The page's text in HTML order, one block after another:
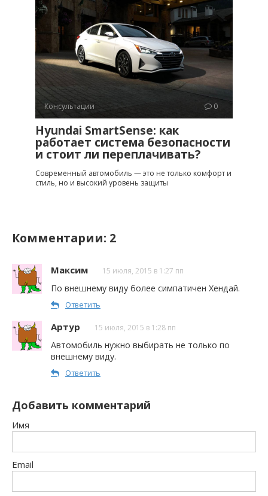
Консультации 0
Hyundai SmartSense: как
работает система безопасности
и стоит ли переплачивать?
Современный автомобиль — это не только комфорт и
стиль, но и высокий уровень защиты
Комментарии: 2
Максим 15 июля, 2015 в 1:27 пп
По внешнему виду более симпатичен Хендай.
Ответить
Артур 15 июля, 2015 в 1:28 пп
Автомобиль нужно выбирать не только по
внешнему виду.
Ответить
Добавить комментарий
Имя
Email